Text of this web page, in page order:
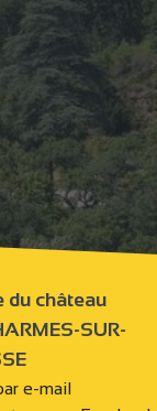
du château
SUR-
e-mail